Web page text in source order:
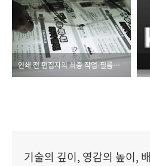
인쇄 전 편집자의 최종 작업-필름검판
기술의 깊이, 영감의 높이,